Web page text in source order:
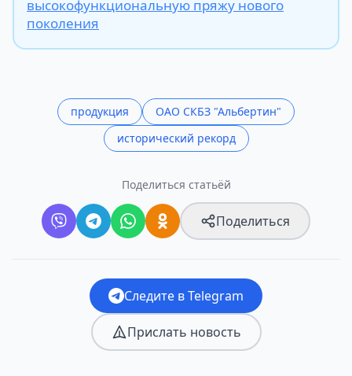
высокофункциональную пряжу нового
поколения
продукция
ОАО СКБЗ "Альбертин"
исторический рекорд
Поделиться статьёй
Поделиться
Следите в Telegram
Прислать новость